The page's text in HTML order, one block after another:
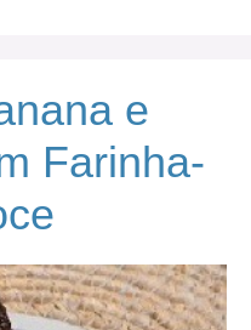
e
Farinha-